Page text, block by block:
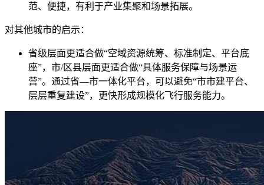
范、便捷，有利于产业集聚和场景拓展。
对其他城市的启示：
省级层面更适合做“空域资源统筹、标准制定、平台底
座”，市/区县层面更适合做“具体服务保障与场景运
营”。通过省—市一体化平台，可以避免“市市建平台、
层层重复建设”，更快形成规模化飞行服务能力。